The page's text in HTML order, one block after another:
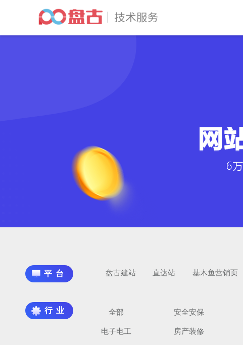
平台 盘古建站 直达站 基木鱼营销页
行业 全部 安全安保
电子电工
房产装修